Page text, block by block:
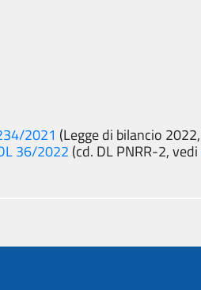
2021 (Legge di bilancio 2022,
36/2022 (cd. DL PNRR-2, vedi